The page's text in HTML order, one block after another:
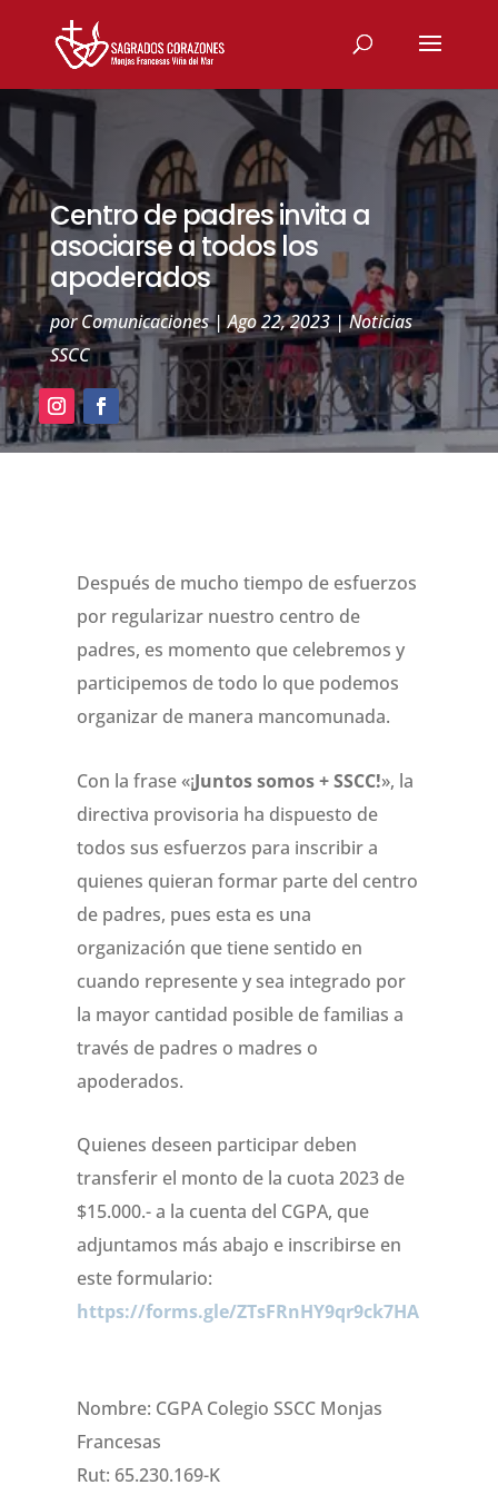
Centro de padres invita a
asociarse a todos los
apoderados
porComunicaciones|Ago 22, 2023|Noticias
SSCC
Después de mucho tiempo de esfuerzos
por regularizar nuestro centro de
padres, es momento que celebremos y
participemos de todo lo que podemos
organizar de manera mancomunada.
Con la frase «¡Juntos somos + SSCC!», la
directiva provisoria ha dispuesto de
todos sus esfuerzos para inscribir a
quienes quieran formar parte del centro
de padres, pues esta es una
organización que tiene sentido en
cuando represente y sea integrado por
la mayor cantidad posible de familias a
través de padres o madres o
apoderados.
Quienes deseen participar deben
transferir el monto de la cuota 2023 de
$15.000.- a la cuenta del CGPA, que
adjuntamos más abajo e inscribirse en
este formulario:
https://forms.gle/ZTsFRnHY9qr9ck7HA
Nombre: CGPA Colegio SSCC Monjas
Francesas
Rut: 65.230.169-K